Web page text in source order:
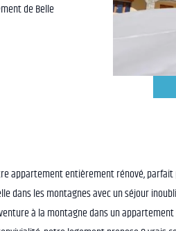
de Belle
appartement entièrement rénové,
dans les montagnes avec un séjour
à la montagne dans un